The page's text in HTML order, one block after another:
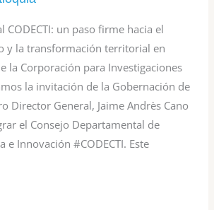
CODECTI: un paso firme hacia el
y la transformación territorial en
la Corporación para Investigaciones
la invitación de la Gobernación de
Director General, Jaime Andrès Cano
el Consejo Departamental de
e Innovación #CODECTI. Este